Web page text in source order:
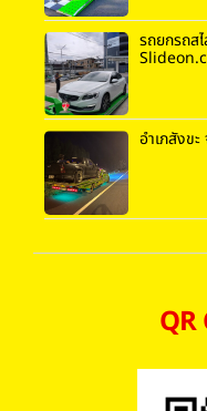
รถยกรถส
อำเภสังข
QR